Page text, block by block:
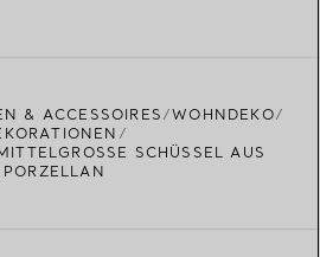
& ACCESSOIRES
WOHNDEKO
SCHÜSSEL AUS P
ORZELLAN